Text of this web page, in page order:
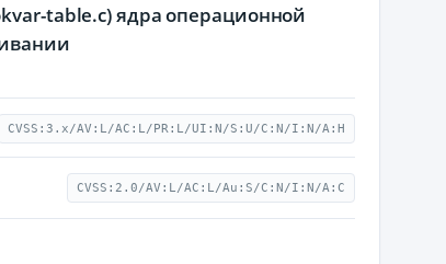
table.c) ядра операционной
CVSS:3.x/AV:L/AC:L/PR:L/UI:N/S:U/C:N/I:N/A:H
CVSS:2.0/AV:L/AC:L/Au:S/C:N/I:N/A:C